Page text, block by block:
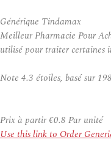
Générique Tindamax
Meilleur Pharmacie Pour
utilisé pour traiter certaines
Note 4.3 étoiles, basé sur 198
Prix à partir€0.8 Par unité
Use this link to Order